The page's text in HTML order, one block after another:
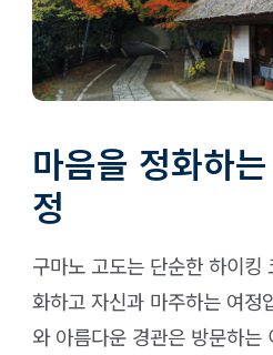
마음을 정화하
정
구마노 고도는 단순한 하이킹
화하고 자신과 마주하는 여정
와 아름다운 경관은 방문하는